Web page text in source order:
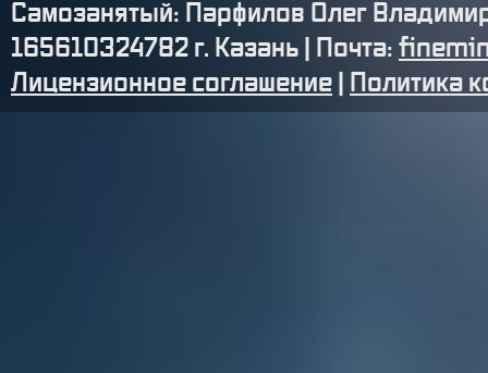
Самозанятый: Парфилов Олег
165610324782 г. Казань | Почта:
Лицензионное соглашение
Политика